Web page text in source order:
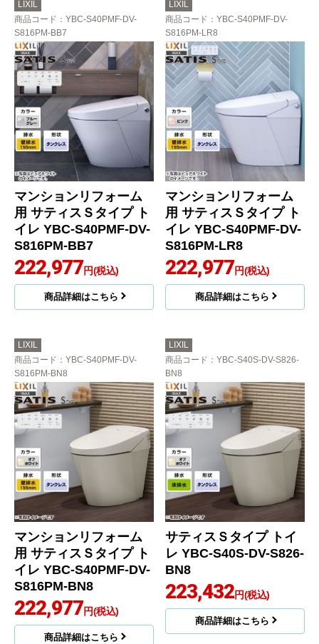
LIXIL
商品コード ：YBC-S40PMF-DV-
S816PM-BB7
マンションリフォーム
用 サティスＳタイプ ト
イレ YBC-S40PMF-DV-
S816PM-BB7
222,977円(税込)
商品詳細はこちら
LIXIL
商品コード ：YBC-S40PMF-DV-
S816PM-LR8
マンションリフォーム
用 サティスＳタイプ ト
イレ YBC-S40PMF-DV-
S816PM-LR8
222,977円(税込)
商品詳細はこちら
LIXIL
商品コード ：YBC-S40PMF-DV-
S816PM-BN8
マンションリフォーム
用 サティスＳタイプ ト
イレ YBC-S40PMF-DV-
S816PM-BN8
222,977円(税込)
商品詳細はこちら
LIXIL
商品コード ：YBC-S40S-DV-S826-
BN8
サティスＳタイプ トイ
レ YBC-S40S-DV-S826-
BN8
223,432円(税込)
商品詳細はこちら